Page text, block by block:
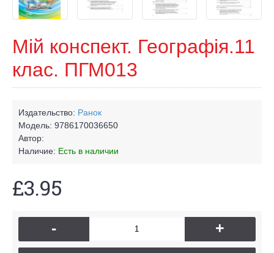
Мій конспект. Географія.11
клас. ПГМ013
Издательство: Ранок
Модель: 9786170036650
Автор:
Наличие: Есть в наличии
£3.95
- +